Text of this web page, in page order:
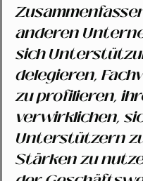
anderen
sich
delegieren,
zu profilieren,
verwirklichen,
Unterstützern
Stärken zu